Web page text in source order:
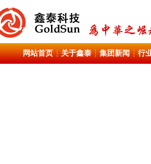
网站首页┆关于鑫泰┆集团新闻┆行